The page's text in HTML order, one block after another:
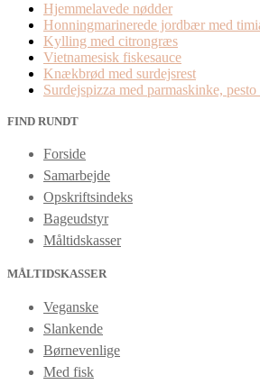
Hjemmelavede nødder
Honningmarinerede jordbær med
Kylling med citrongræs
Vietnamesisk fiskesauce
Knækbrød med surdejsrest
Surdejspizza med parmaskinke,
FIND RUNDT
Forside
Samarbejde
Opskriftsindeks
Bageudstyr
Måltidskasser
MÅLTIDSKASSER
Veganske
Slankende
Børnevenlige
Med fisk